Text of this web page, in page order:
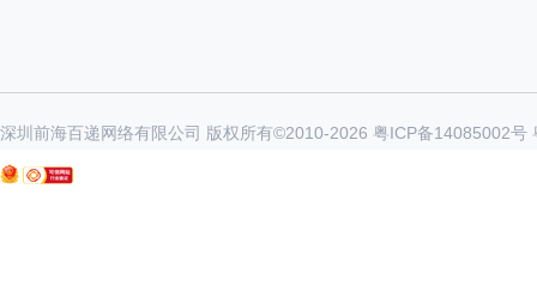
深圳前海百递网络有限公司 版权所有©2010-2026 粤ICP备14085002号